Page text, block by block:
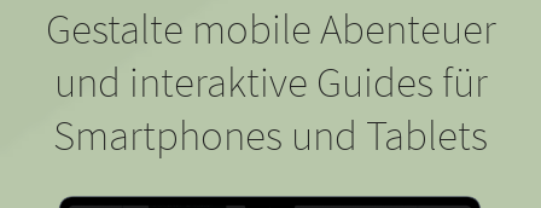
Gestalte mobile Abenteuer
und interaktive Guides für
Smartphones und Tablets